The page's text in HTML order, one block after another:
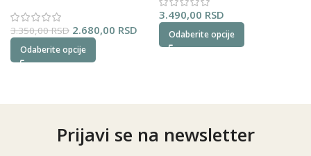
3.350,00RSD 2.680,00 RSD
Odaberite opcije
3.490,00 RSD
Odaberite opcije
Prijavi se na newsletter